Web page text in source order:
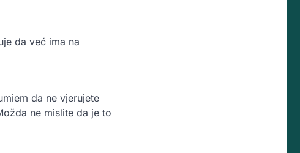
da već ima na
da ne vjerujete
ne mislite da je to